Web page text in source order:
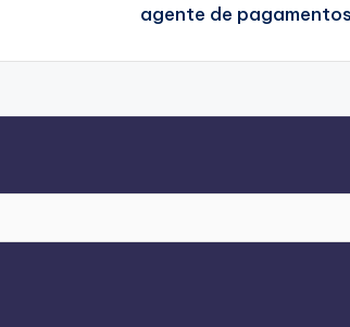
agente de pagamentos